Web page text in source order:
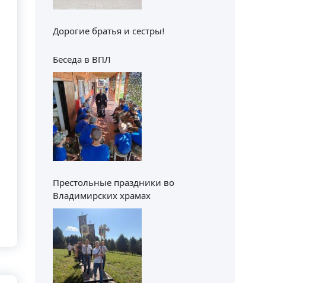
Дорогие братья и сестры!
Беседа в ВПЛ
Престольные праздники во
Владимирских храмах